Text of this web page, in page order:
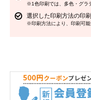
※1色印刷では、多色・グラ
選択した印刷方法の印
※印刷方法により、印刷可能